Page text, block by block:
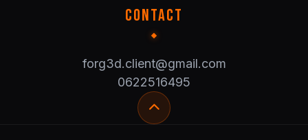
CONTACT
forg3d.client@gmail.com
0622516495